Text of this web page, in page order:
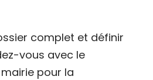
complet et définir
vous avec le
pour la